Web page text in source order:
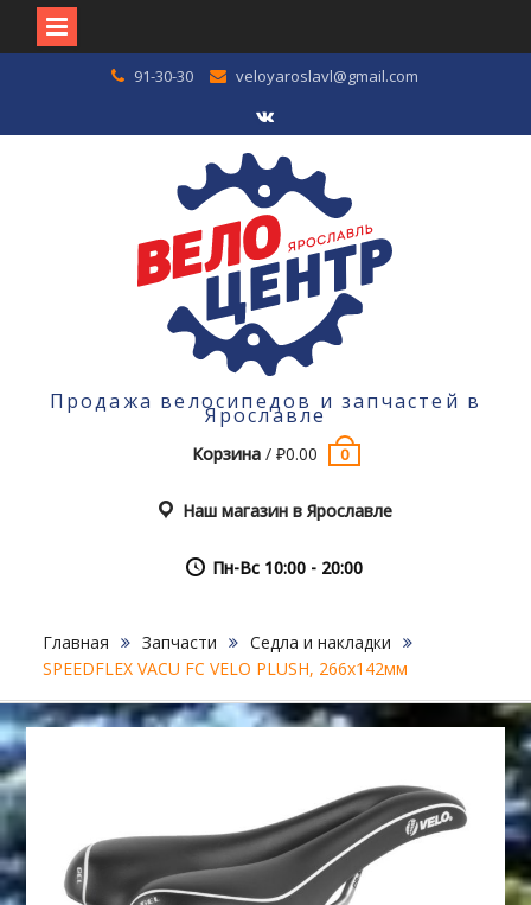
91-30-30 veloyaroslavl@gmail.com
VK
Продажа велосипедов и запчастей в
Ярославле
Корзина /₽0.00 0
Наш магазин в Ярославле
Пн-Вс 10:00 - 20:00
Главная Запчасти
Седла и накладки
SPEEDFLEX VACU FC VELO PLUSH, 266х142мм